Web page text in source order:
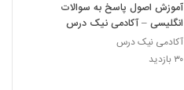
آموزش اصول پاسخ به سوالات
انگلیسی – آکادمی نیک درس
آکادمی نیک درس
۳۰ بازدید